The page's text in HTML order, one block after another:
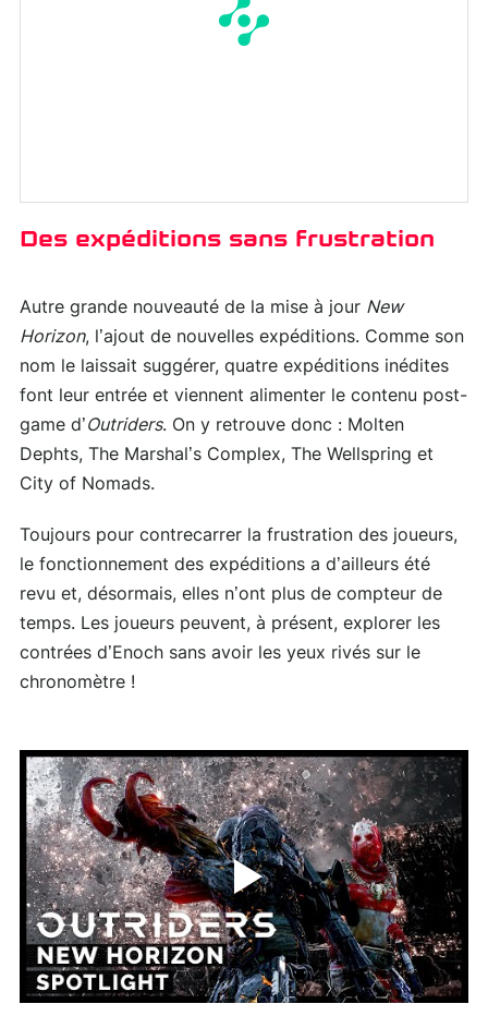
Des expéditions sans frustration
Autre grande nouveauté de la mise à jour New
Horizon, l’ajout de nouvelles expéditions. Comme son
nom le laissait suggérer, quatre expéditions inédites
font leur entrée et viennent alimenter le contenu post-
game d’Outriders. On y retrouve donc : Molten
Dephts, The Marshal’s Complex, The Wellspring et
City of Nomads.
Toujours pour contrecarrer la frustration des joueurs,
le fonctionnement des expéditions a d’ailleurs été
revu et, désormais, elles n’ont plus de compteur de
temps. Les joueurs peuvent, à présent, explorer les
contrées d’Enoch sans avoir les yeux rivés sur le
chronomètre !